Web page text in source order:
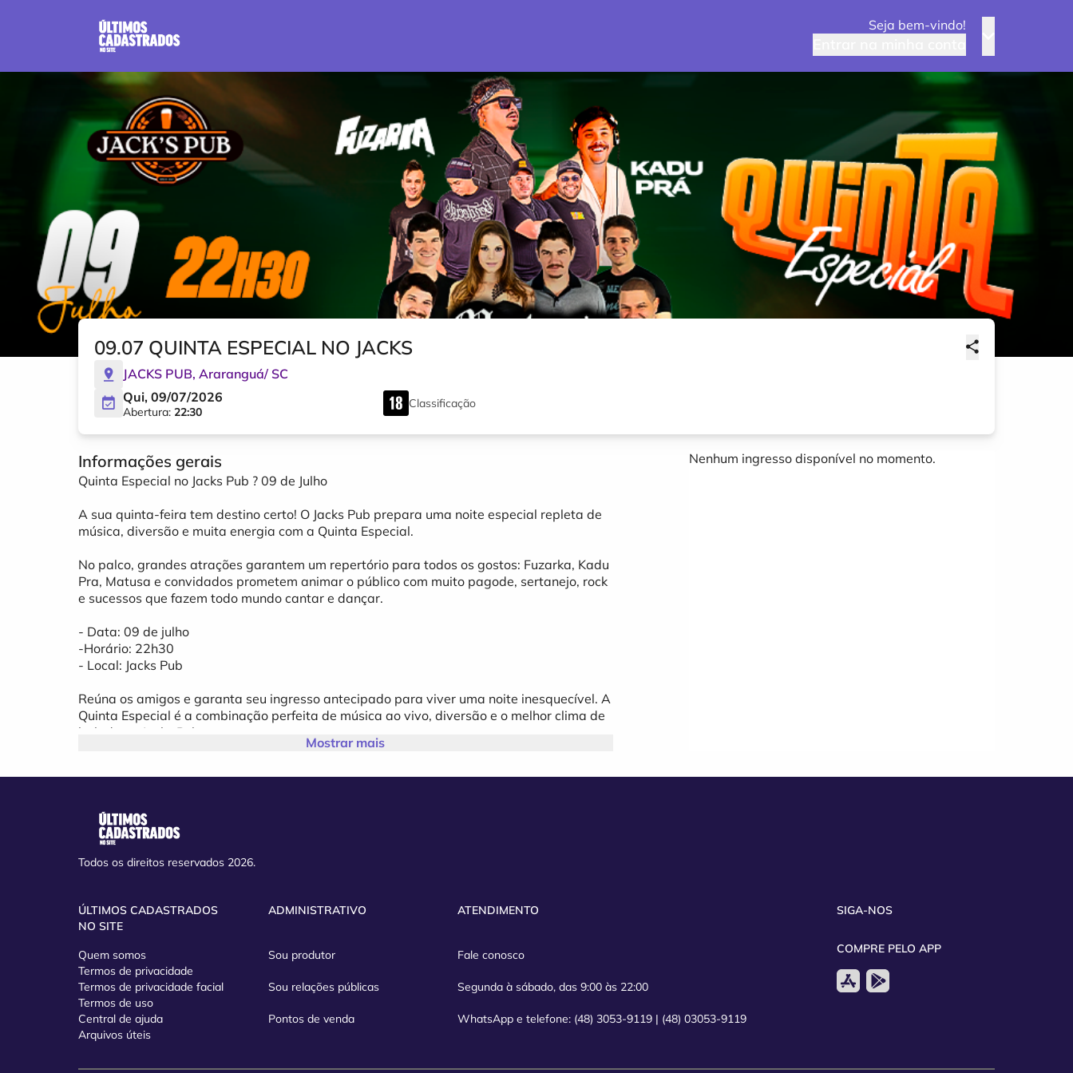
Seja bem-vindo!
09.07 QUINTA ESPECIAL NO JACKS
JACKS PUB, Araranguá/ SC
Qui, 09/07/2026
Abertura: 22:30
Classificação
Informações gerais
Quinta Especial no Jacks Pub ? 09 de Julho
A sua quinta-feira tem destino certo! O Jacks Pub prepara uma noite especial repleta de
música, diversão e muita energia com a Quinta Especial.
No palco, grandes atrações garantem um repertório para todos os gostos: Fuzarka, Kadu
Pra, Matusa e convidados prometem animar o público com muito pagode, sertanejo, rock
e sucessos que fazem todo mundo cantar e dançar.
- Data: 09 de julho
-Horário: 22h30
- Local: Jacks Pub
Reúna os amigos e garanta seu ingresso antecipado para viver uma noite inesquecível. A
Quinta Especial é a combinação perfeita de música ao vivo, diversão e o melhor clima de
balada no Jacks Pub.
Mostrar mais
Nenhum ingresso disponível no momento.
Todos os direitos reservados 2026.
ÚLTIMOS CADASTRADOS
NO SITE
Quem somos
Termos de privacidade
Termos de privacidade facial
Termos de uso
Central de ajuda
Arquivos úteis
ADMINISTRATIVO
Sou produtor
Sou relações públicas
Pontos de venda
ATENDIMENTO
Fale conosco
Segunda à sábado, das 9:00 às 22:00
WhatsApp e telefone: (48) 3053-9119 | (48) 03053-9119
SIGA-NOS
COMPRE PELO APP